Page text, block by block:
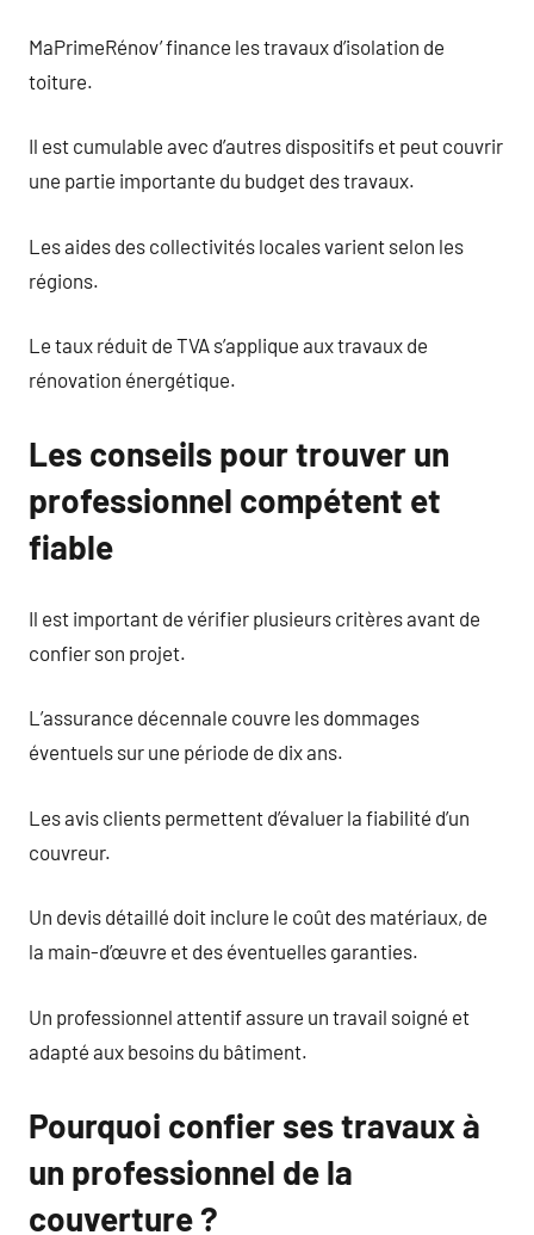
MaPrimeRénov’ finance les travaux d’isolation de
toiture.
Il est cumulable avec d’autres dispositifs et peut couvrir
une partie importante du budget des travaux.
Les aides des collectivités locales varient selon les
régions.
Le taux réduit de TVA s’applique aux travaux de
rénovation énergétique.
Les conseils pour trouver un
professionnel compétent et
fiable
Il est important de vérifier plusieurs critères avant de
confier son projet.
L’assurance décennale couvre les dommages
éventuels sur une période de dix ans.
Les avis clients permettent d’évaluer la fiabilité d’un
couvreur.
Un devis détaillé doit inclure le coût des matériaux, de
la main-d’œuvre et des éventuelles garanties.
Un professionnel attentif assure un travail soigné et
adapté aux besoins du bâtiment.
Pourquoi confier ses travaux à
un professionnel de la
couverture ?